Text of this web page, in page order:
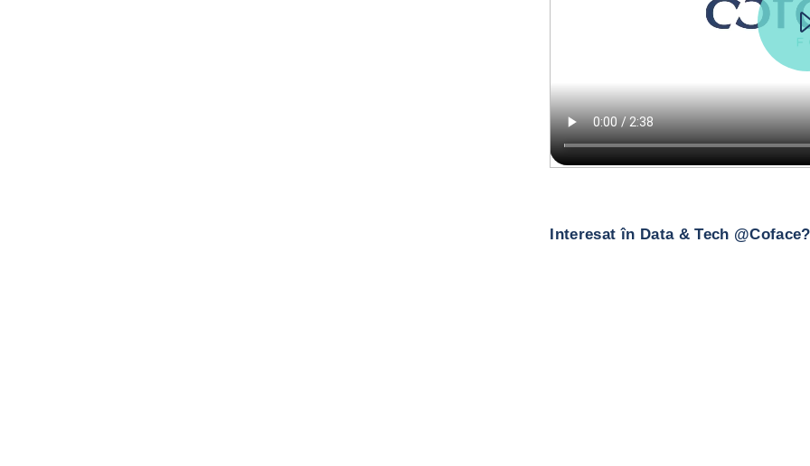
Interesat în Data & Tech